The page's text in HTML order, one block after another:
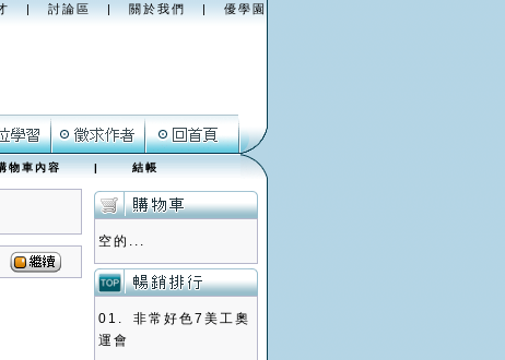
| 討論區 | 關於我們 | 優學園
物車內容|結帳
空的...
01. 非常好色7美工奧
運會